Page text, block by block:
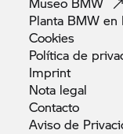
Planta BMW en
Cookies
Política de
Imprint
Nota legal
Contacto
Aviso de